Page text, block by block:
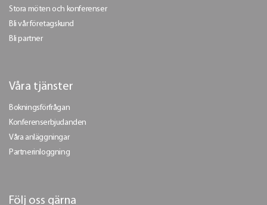
Stora möten och konferenser
Bli vår företagskund
Bli partner
Våra tjänster
Bokningsförfrågan
Konferenserbjudanden
Våra anläggningar
Partnerinloggning
Följ oss gärna